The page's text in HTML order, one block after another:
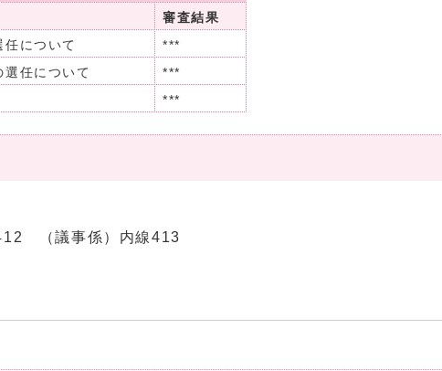
審査結果
任について
***
選任について
***
***
（議事係）内線413